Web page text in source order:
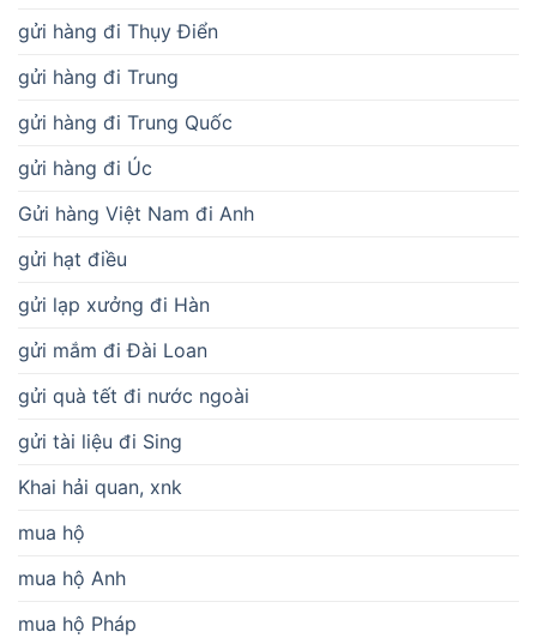
gửi hàng đi Thụy Điển
gửi hàng đi Trung
gửi hàng đi Trung Quốc
gửi hàng đi Úc
Gửi hàng Việt Nam đi Anh
gửi hạt điều
gửi lạp xưởng đi Hàn
gửi mắm đi Đài Loan
gửi quà tết đi nước ngoài
gửi tài liệu đi Sing
Khai hải quan, xnk
mua hộ
mua hộ Anh
mua hộ Pháp